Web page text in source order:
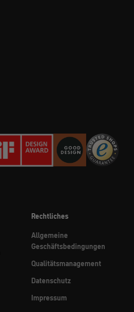
Rechtliches
Allgemeine
Geschäftsbedingungen
Qualitätsmanagement
Datenschutz
Impressum